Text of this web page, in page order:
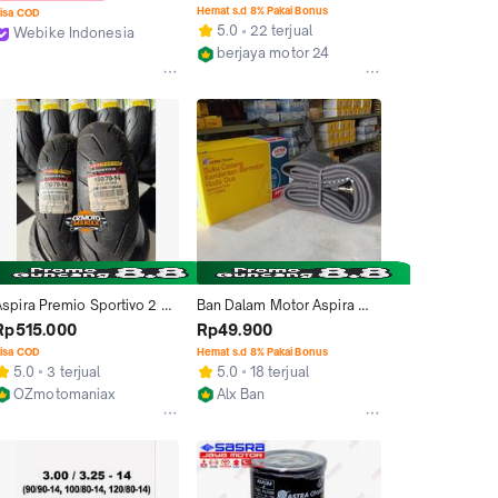
RR Kawasaki
650 01-SPO-
7017F ASPIRA
COD
Webike Indonesia
100/80-18, 120/70-18
Hemat s.d 8% Pakai Bonus
5.0
22 terjual
berjaya motor 24
Premio Sportivo 2
120/70-14 & 150/70-14
Ban Yamaha Aerox
& Turbo)
COD
5.0
3 terjual
OZmotomaniax
Ban Dalam Motor Aspira
300/325-17 ( 90/90 ,
100/80 , 120/70 - 17 )
Rp49.900
Hemat s.d 8% Pakai Bonus
5.0
18 terjual
Alx Ban